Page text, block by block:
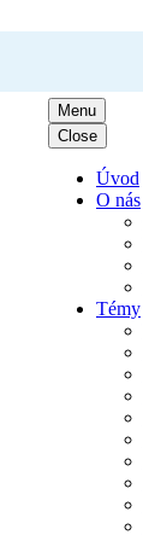
Menu
Close
Úvod
O nás
Témy